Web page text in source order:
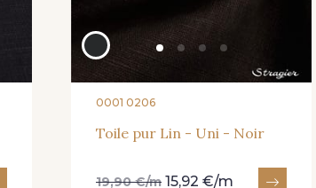
0001 0206
Toile pur Lin - Uni - Noir
19,90 €/m 15,92 €/m